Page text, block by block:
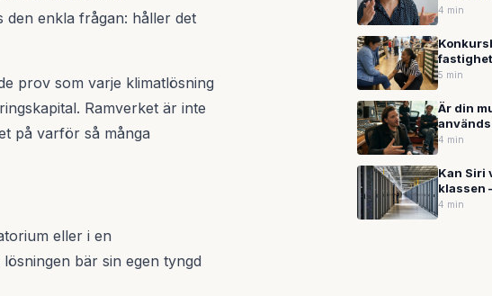
den enkla frågan: håller det
prov som varje klimatlösning
Ramverket är inte
på varför så många
eller i en
bär sin egen tyngd
Google –
4 min
byter
5 min
Är din
AI – nu
4 min
Kan Siri
klassen
inbyggd?
4 min